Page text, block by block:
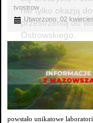
nie tylko okazją
przestrzenią do
Ostrowskiego.
tvostrow
Utworzono: 02
powstało unikatowe